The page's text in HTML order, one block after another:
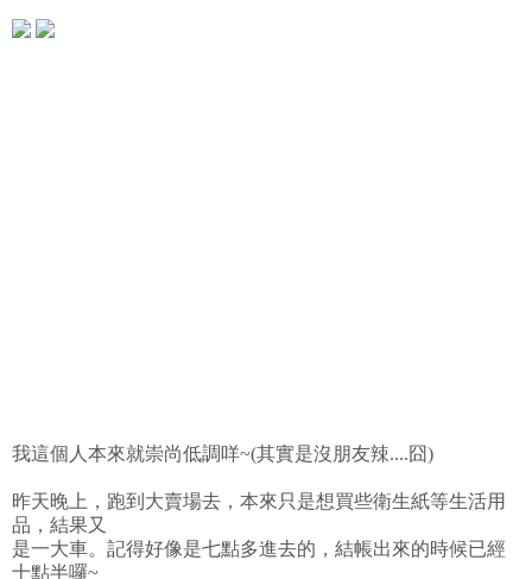
我這個人本來就崇尚低調咩~(其實是沒朋友辣....囧)
昨天晚上，跑到大賣場去，本來只是想買些衛生紙等生活用
品，結果又
是一大車。記得好像是七點多進去的，結帳出來的時候已經
十點半囉~